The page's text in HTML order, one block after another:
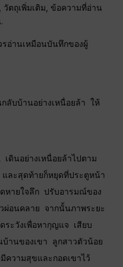
วัตถุเพิ่มเติม, ข้อความที่อ่าน
อ่านเหมือนบันทึกของผู้
ลับบ้านอย่างเหนื่อยล้า ให้
นอย่างเหนื่อยล้าไปตาม
และสุดท้ายก็หยุดที่ประตูหน้า
หายใจลึก ปรับอารมณ์ของ
ผ่อนคลาย จากนั้นภาพระยะ
ระวังเพื่อหากุญแจ เสียบ
านของเขา ลูกสาวตัวน้อย
ความสุขและกอดเขาไว้